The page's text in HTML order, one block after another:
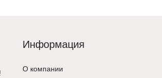
Информация
О компании